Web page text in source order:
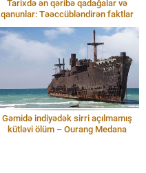
Tarixdə ən qəribə qadağalar və
qanunlar: Təəccübləndirən faktlar
Gəmidə indiyədək sirri açılmamış
kütləvi ölüm – Ourang Medana